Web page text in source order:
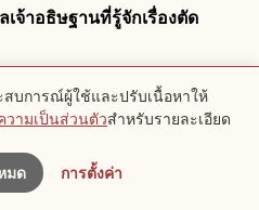
เจ้าอธิษฐานที่รู้จักเรื่องตัด
เป็นศาลเจ้าที่รู้จักจาก
พันธ์" คือตัดความสัมพันธ์ร้าย
งจักรพรรดิซูโตกุซึ่งเป็นเทพ
ใกล้เคียง
สบการณ์ผู้ใช้และปรับเนื้อหาให้
วามเป็นส่วนตัวสำหรับรายละเอียด
มด การตั้งค่า